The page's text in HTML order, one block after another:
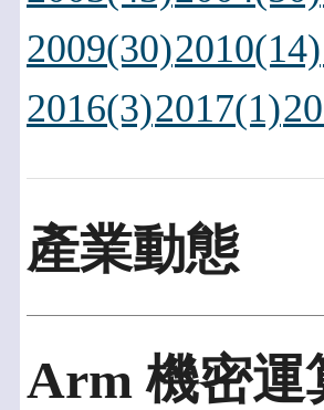
2009(30)2010(14)
2016(3)2017(1)
產業動態
Arm 機密運